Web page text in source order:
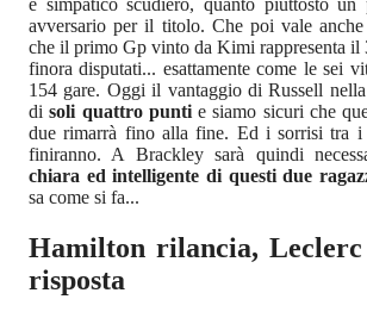
e simpatico scudiero, quanto piuttosto un
avversario per il titolo. Che poi vale anche
che il primo Gp vinto da Kimi rappresenta il
finora disputati... esattamente come le sei
154 gare. Oggi il vantaggio di Russell
disoli quattro puntie siamo sicuri che
due rimarrà fino alla fine. Ed i sorrisi tra
finiranno. A Brackley sarà quindi
chiara ed intelligente di questi due
sa come si fa...
Hamilton rilancia,
risposta